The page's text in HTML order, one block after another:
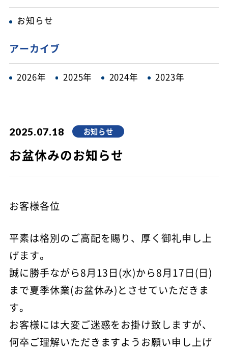
2025.07.18 お知らせ
お盆休みのお知らせ
お客様各位
平素は格別のご高配を賜り、厚く御礼申し上
げます。
誠に勝手ながら8月13日(水)から8月17日(日)
まで夏季休業(お盆休み)とさせていただきま
す。
お客様には大変ご迷惑をお掛け致しますが、
何卒ご理解いただきますようお願い申し上げ
お知らせ
アーカイブ
2026年 2025年 2024年 2023年